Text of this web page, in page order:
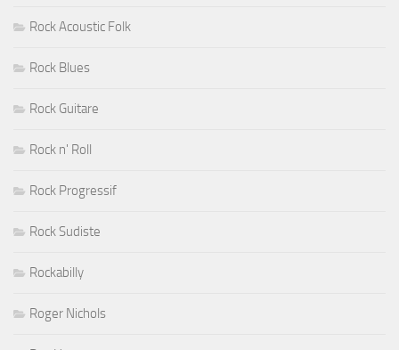
Rock Acoustic Folk
Rock Blues
Rock Guitare
Rock n' Roll
Rock Progressif
Rock Sudiste
Rockabilly
Roger Nichols